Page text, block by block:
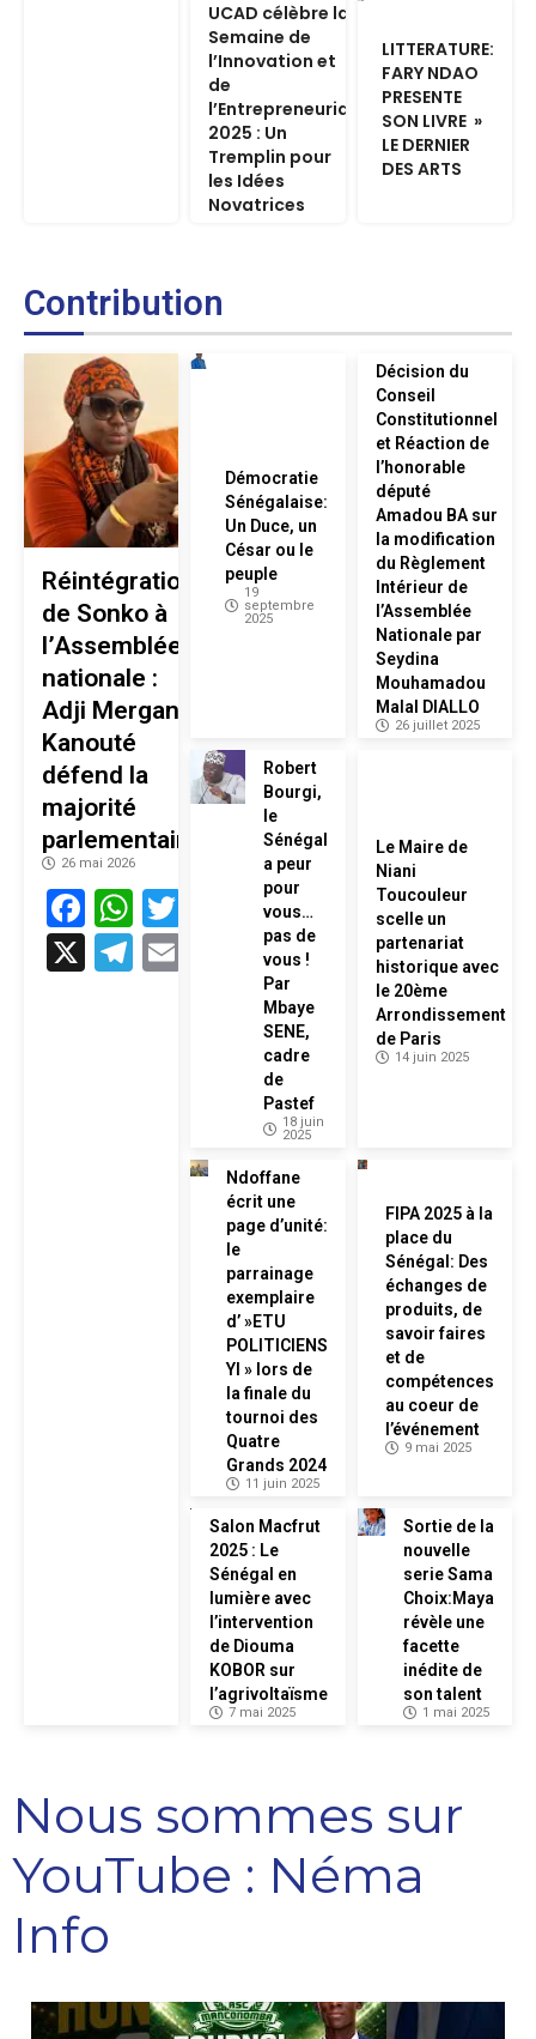
UCAD célèbre la
Semaine de
l’Innovation et
de
l’Entrepreneuriat
2025 : Un
Tremplin pour
les Idées
Novatrices
LITTERATURE:
FARY NDAO
PRESENTE
SON LIVRE »
LE DERNIER
DES ARTS
Contribution
Réintégration
de Sonko à
l’Assemblée
nationale :
Adji Mergane
Kanouté
défend la
majorité
parlementaire
26 mai 2026
Facebook
WhatsApp
Twitter
X
Telegram
Email
Démocratie
Sénégalaise:
Un Duce, un
César ou le
peuple
19
septembre
2025
Décision du
Conseil
Constitutionnel
et Réaction de
l’honorable
député
Amadou BA sur
la modification
du Règlement
Intérieur de
l’Assemblée
Nationale par
Seydina
Mouhamadou
Malal DIALLO
26 juillet 2025
Robert
Bourgi,
le
Sénégal
a peur
pour
vous…
pas de
vous !
Par
Mbaye
SENE,
cadre
de
Pastef
18 juin
2025
Le Maire de
Niani
Toucouleur
scelle un
partenariat
historique avec
le 20ème
Arrondissement
de Paris
14 juin 2025
Ndoffane
écrit une
page d’unité:
le
parrainage
exemplaire
d’ »ETU
POLITICIENS
YI » lors de
la finale du
tournoi des
Quatre
Grands 2024
11 juin 2025
FIPA 2025 à la
place du
Sénégal: Des
échanges de
produits, de
savoir faires
et de
compétences
au coeur de
l’événement
9 mai 2025
Salon Macfrut
2025 : Le
Sénégal en
lumière avec
l’intervention
de Diouma
KOBOR sur
l’agrivoltaïsme
7 mai 2025
Sortie de la
nouvelle
serie Sama
Choix:Maya
révèle une
facette
inédite de
son talent
1 mai 2025
Nous sommes sur
YouTube : Néma
Info